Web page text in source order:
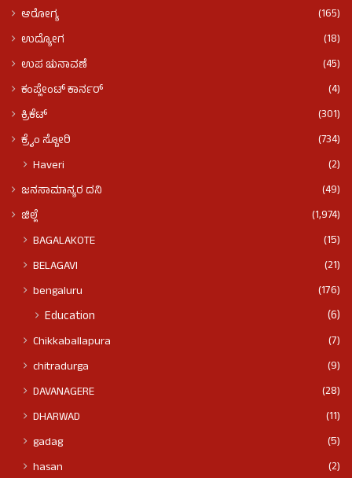
ಆರೋಗ್ಯ
(165)
ಉದ್ಯೋಗ
(18)
ಉಪ ಚುನಾವಣೆ
(45)
ಕಂಪ್ಲೇಂಟ್ ಕಾರ್ನರ್
(4)
ಕ್ರಿಕೆಟ್
(301)
ಕ್ರೈಂ ಸ್ಟೋರಿ
(734)
Haveri (2)
ಜನಸಾಮಾನ್ಯರ ದನಿ
(49)
ಜಿಲ್ಲೆ
(1,974)
BAGALAKOTE
(15)
BELAGAVI
(21)
bengaluru
(176)
Education (6)
Chikkaballapura
(7)
chitradurga
(9)
DAVANAGERE
(28)
DHARWAD
(11)
gadag
(5)
hasan
(2)